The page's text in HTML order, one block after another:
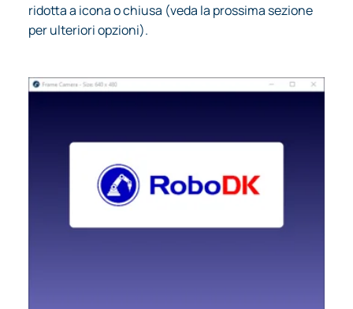
ridotta a icona o chiusa (veda la prossima sezione
per ulteriori opzioni).